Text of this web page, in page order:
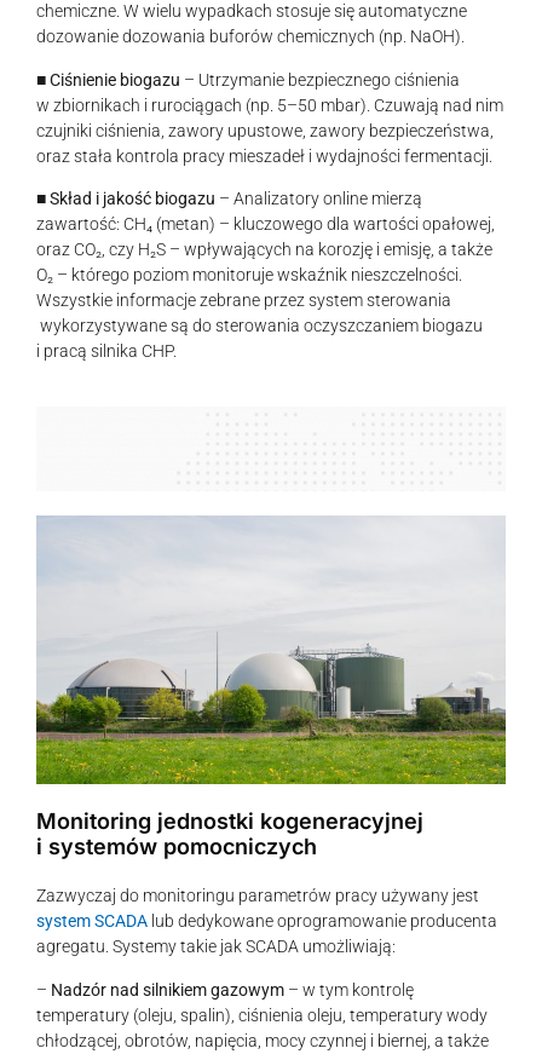
chemiczne. W wielu wypadkach stosuje się automatyczne
dozowanie dozowania buforów chemicznych (np. NaOH).
■Ciśnienie biogazu – Utrzymanie bezpiecznego ciśnienia
w zbiornikach i rurociągach (np. 5–50 mbar). Czuwają nad nim
czujniki ciśnienia, zawory upustowe, zawory bezpieczeństwa,
oraz stała kontrola pracy mieszadeł i wydajności fermentacji.
■Skład i jakość biogazu – Analizatory online mierzą
zawartość: CH₄ (metan) – kluczowego dla wartości opałowej,
oraz CO₂, czy H₂S – wpływających na korozję i emisję, a także
O₂ – którego poziom monitoruje wskaźnik nieszczelności.
Wszystkie informacje zebrane przez system sterowania
wykorzystywane są do sterowania oczyszczaniem biogazu
i pracą silnika CHP.
Monitoring jednostki kogeneracyjnej
i systemów pomocniczych
Zazwyczaj do monitoringu parametrów pracy używany jest
system SCADA lub dedykowane oprogramowanie producenta
agregatu. Systemy takie jak SCADA umożliwiają:
– Nadzór nad silnikiem gazowym – w tym kontrolę
temperatury (oleju, spalin), ciśnienia oleju, temperatury wody
chłodzącej, obrotów, napięcia, mocy czynnej i biernej, a także